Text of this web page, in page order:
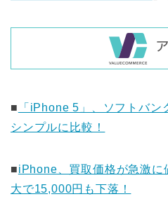
■
「iPhone 5」、ソフトバン
シンプルに比較！
■iPhone、買取価格が急激
大で15,000円も下落！